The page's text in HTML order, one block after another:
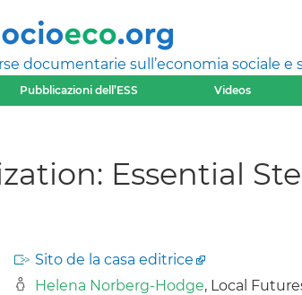
documentarie sull’economia sociale e
Pubblicazioni dell’ESS Videos
Essential
Sito de la casa editrice
Helena Norberg-Hodge, Local